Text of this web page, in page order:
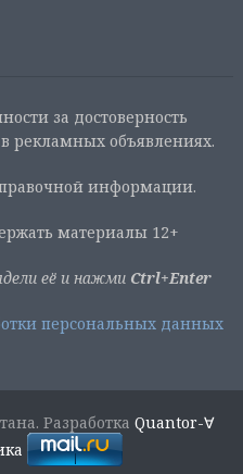
за достоверность
рекламных объявлениях.
информации.
материалы 12+
её и нажми Ctrl+Enter
персональных данных
РазработкаQuantor-∀